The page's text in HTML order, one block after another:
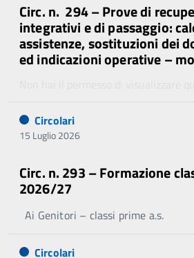
Circ. n. 294 – Prove di
integrativi e di passaggio:
assistenze, sostituzioni dei
ed indicazioni operative –
Circolari
15 Luglio 2026
Circ. n. 293 – Formazione
2026/27
Ai Genitori – classi prime a.s.
Circolari